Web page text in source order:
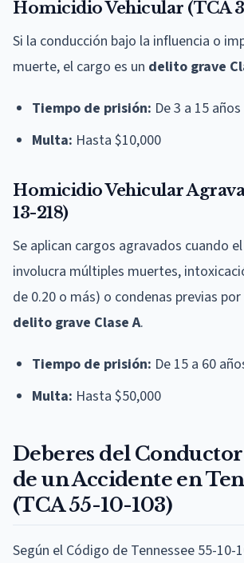
Homicidio Vehicular (TCA
Si la conducción bajo la influencia o
muerte, el cargo es un delito grave
Tiempo de prisión: De 3 a 15 años
Multa: Hasta $10,000
Homicidio Vehicular
13-218)
Se aplican cargos agravados cuando
involucra múltiples muertes,
de 0.20 o más) o condenas previas
delito grave Clase A.
Tiempo de prisión: De 15 a 60
Multa: Hasta $50,000
Deberes del Conductor
de un Accidente en
(TCA 55-10-103)
Según el Código de Tennessee 55-10-